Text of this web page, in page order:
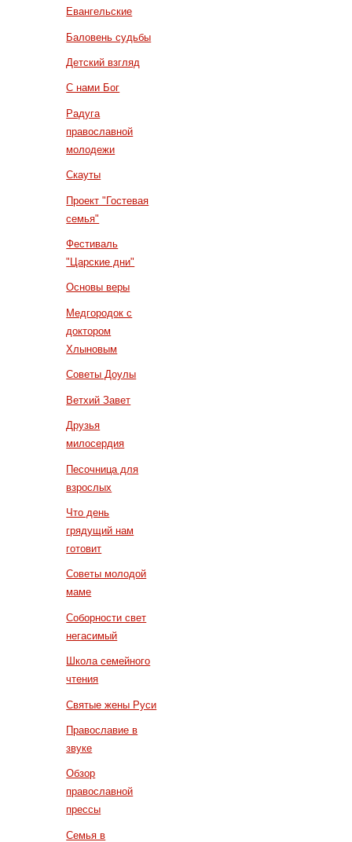
Евангельские
Баловень судьбы
Детский взгляд
С нами Бог
Радуга
православной
молодежи
Скауты
Проект "Гостевая
семья"
Фестиваль
"Царские дни"
Основы веры
Медгородок с
доктором
Хлыновым
Советы Доулы
Ветхий Завет
Друзья
милосердия
Песочница для
взрослых
Что день
грядущий нам
готовит
Советы молодой
маме
Соборности свет
негасимый
Школа семейного
чтения
Святые жены Руси
Православие в
звуке
Обзор
православной
прессы
Семья в